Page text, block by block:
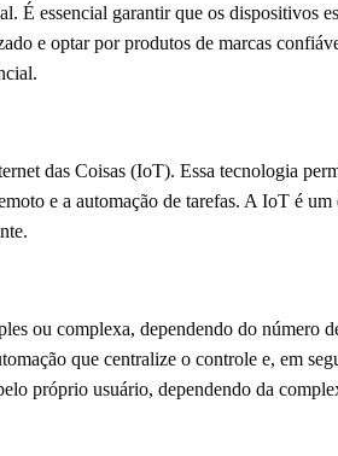
É essencial garantir que os dispositivos
e optar por produtos de marcas
das Coisas (IoT). Essa tecnologia
e a automação de tarefas. A IoT é
ou complexa, dependendo do número
que centralize o controle e, em
próprio usuário, dependendo da